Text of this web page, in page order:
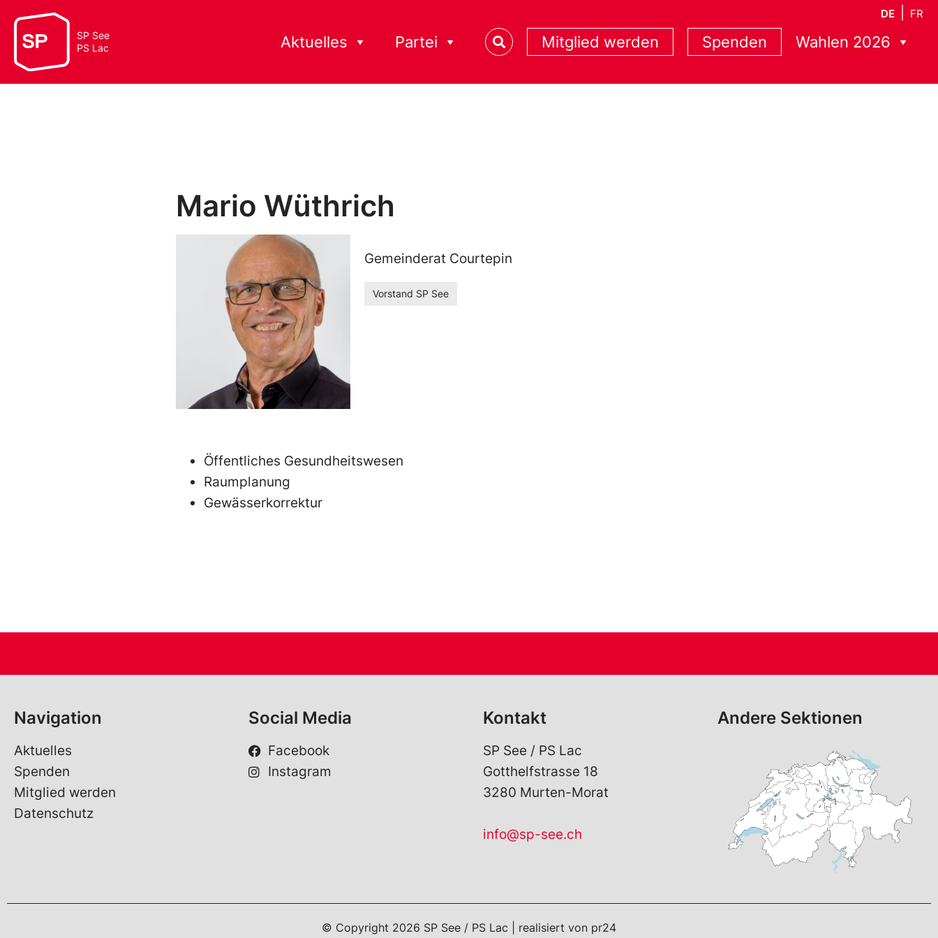
DE FR
SP See
PS Lac
Aktuelles Partei Mitglied werden Spenden Wahlen 2026
Mario Wüthrich
Gemeinderat Courtepin
Vorstand SP See
Öffentliches Gesundheitswesen
Raumplanung
Gewässerkorrektur
Navigation
Aktuelles
Spenden
Mitglied werden
Datenschutz
Social Media
Facebook
Instagram
Kontakt
SP See / PS Lac
Gotthelfstrasse 18
3280 Murten-Morat
info@sp-see.ch
Andere Sektionen
© Copyright 2026 SP See / PS Lac | realisiert von pr24